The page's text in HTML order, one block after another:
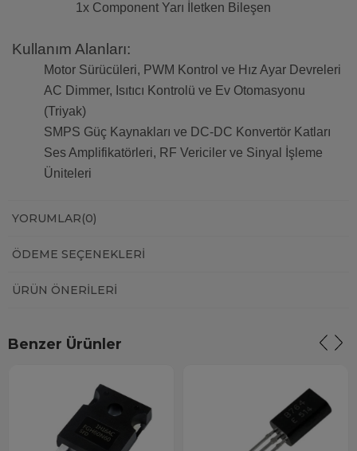
1x Component Yarı İletken Bileşen
Kullanım Alanları:
Motor Sürücüleri, PWM Kontrol ve Hız Ayar Devreleri
AC Dimmer, Isıtıcı Kontrolü ve Ev Otomasyonu
(Triyak)
SMPS Güç Kaynakları ve DC-DC Konvertör Katları
Ses Amplifikatörleri, RF Vericiler ve Sinyal İşleme
Üniteleri
YORUMLAR(0)
ÖDEME SEÇENEKLERI
ÜRÜN ÖNERILERI
Benzer Ürünler